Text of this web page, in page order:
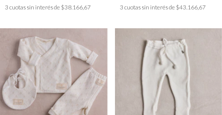
3 cuotas sin interés de $38.166,67 3 cuotas sin interés de $43.166,67